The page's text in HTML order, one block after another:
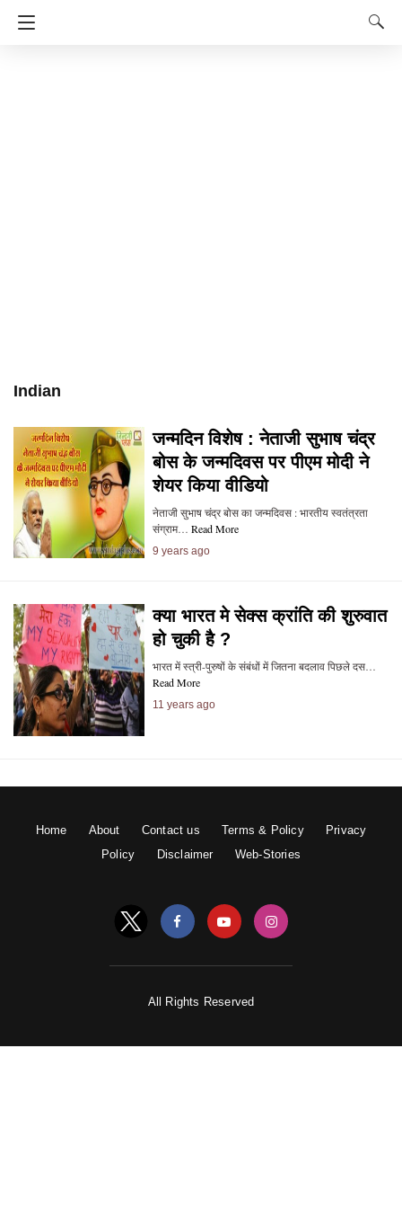
Indian
जन्मदिन विशेष : नेताजी सुभाष चंद्र
बोस के जन्मदिवस पर पीएम मोदी ने
शेयर किया वीडियो
नेताजी सुभाष चंद्र बोस का जन्मदिवस : भारतीय स्वतंत्रता
संग्राम… Read More
9 years ago
क्या भारत मे सेक्स क्रांति की शुरुवात
हो चुकी है ?
भारत में स्त्री-पुरुषों के संबंधों में जितना बदलाव पिछले दस…
Read More
11 years ago
Home About Contact us Terms & Policy
Privacy
Policy
Disclaimer Web-Stories
All Rights Reserved